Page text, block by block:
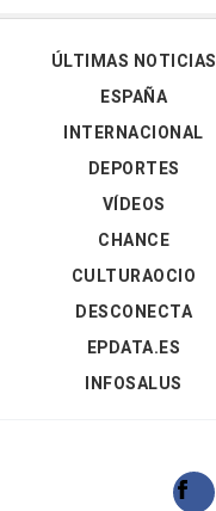
ÚLTIMAS NOTICIAS
ESPAÑA
INTERNACIONAL
DEPORTES
VÍDEOS
CHANCE
CULTURAOCIO
DESCONECTA
EPDATA.ES
INFOSALUS